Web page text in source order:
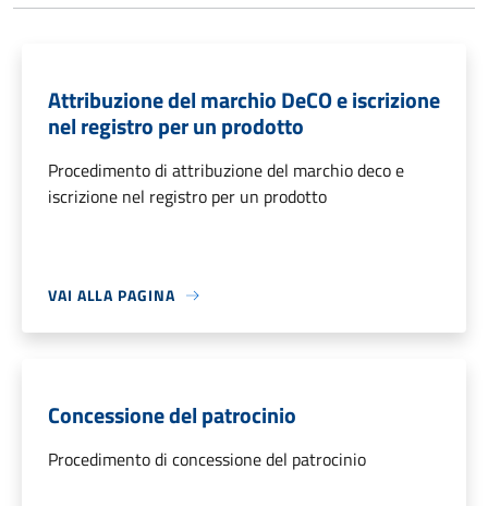
Attribuzione del marchio DeCO e iscrizione
nel registro per un prodotto
Procedimento di attribuzione del marchio deco e
iscrizione nel registro per un prodotto
VAI ALLA PAGINA
Concessione del patrocinio
Procedimento di concessione del patrocinio